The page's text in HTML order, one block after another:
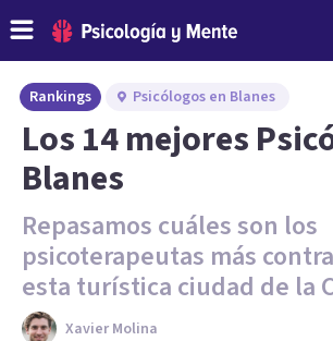
Rankings Psicólogos en Blanes
Los 14 mejores
Blanes
Repasamos cuáles son los
psicoterapeutas más
esta turística ciudad de la
Xavier Molina